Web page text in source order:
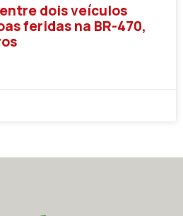
dois veículos
feridas na BR-470,